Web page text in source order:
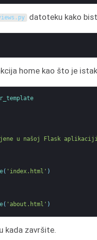
. py datoteku kako
home kao što je
u našoj Flask
( 'index.html' )
( 'about.html' )
kada završite.